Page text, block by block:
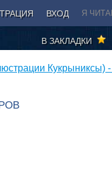
ВХОД Я
В ЗАКЛАДКИ
Кукрыниксы)